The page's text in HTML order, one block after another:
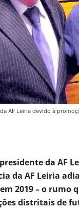
AF Leiria devido à
da AF
da AF Leiria
2019 – o rumo
distritais de